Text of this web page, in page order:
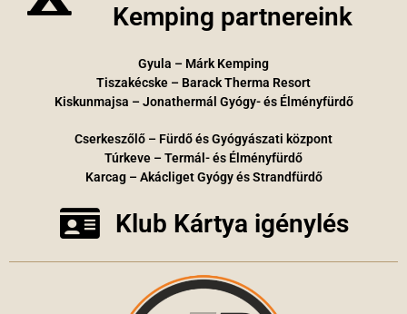
Kemping partnereink
Gyula – Márk Kemping
Tiszakécske – Barack Therma Resort
Kiskunmajsa – Jonathermál Gyógy- és Élményfürdő
Cserkeszőlő – Fürdő és Gyógyászati központ
Túrkeve – Termál- és Élményfürdő
Karcag – Akácliget Gyógy és Strandfürdő
Klub Kártya igénylés